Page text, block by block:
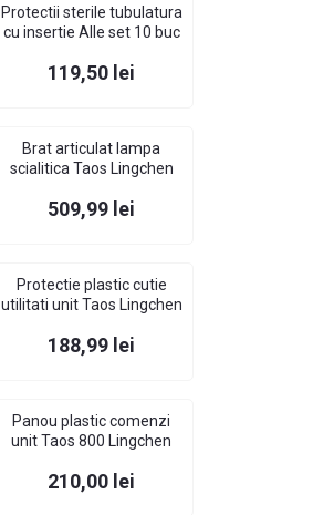
Protectii sterile tubulatura
cu insertie Alle set 10 buc
Pret
119,50 lei
Brat articulat lampa
scialitica Taos Lingchen
Pret
509,99 lei
Protectie plastic cutie
utilitati unit Taos Lingchen
Pret
188,99 lei
Panou plastic comenzi
unit Taos 800 Lingchen
Pret
210,00 lei